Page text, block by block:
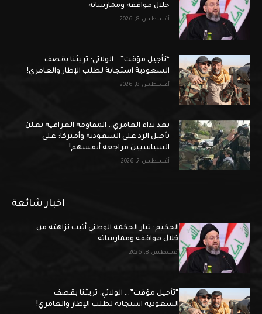
خلال مواقفه وممارساته
أغسطس 8, 2026
“تأجيل مؤقت”… الولائي: تريثنا بقصف
السعودية استجابة لطلب الإطار والعامري!
أغسطس 8, 2026
بعد نداء العامري.. المقاومة العراقية تعلن
تأجيل الرد على السعودية وأميركا: على
السياسيين مراجعة أنفسهم!
أغسطس 7, 2026
اخبار شائعة
الحكيم: تيار الحكمة الوطني أثبت نزاهته من
خلال مواقفه وممارساته
أغسطس 8, 2026
“تأجيل مؤقت”… الولائي: تريثنا بقصف
السعودية استجابة لطلب الإطار والعامري!